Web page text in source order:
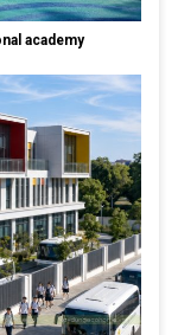
academy